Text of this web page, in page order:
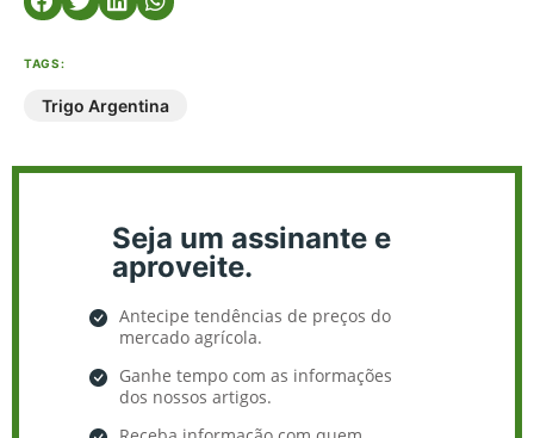
TAGS:
Trigo Argentina
Seja um assinante e
aproveite.
Antecipe tendências de preços do
mercado agrícola.
Ganhe tempo com as informações
dos nossos artigos.